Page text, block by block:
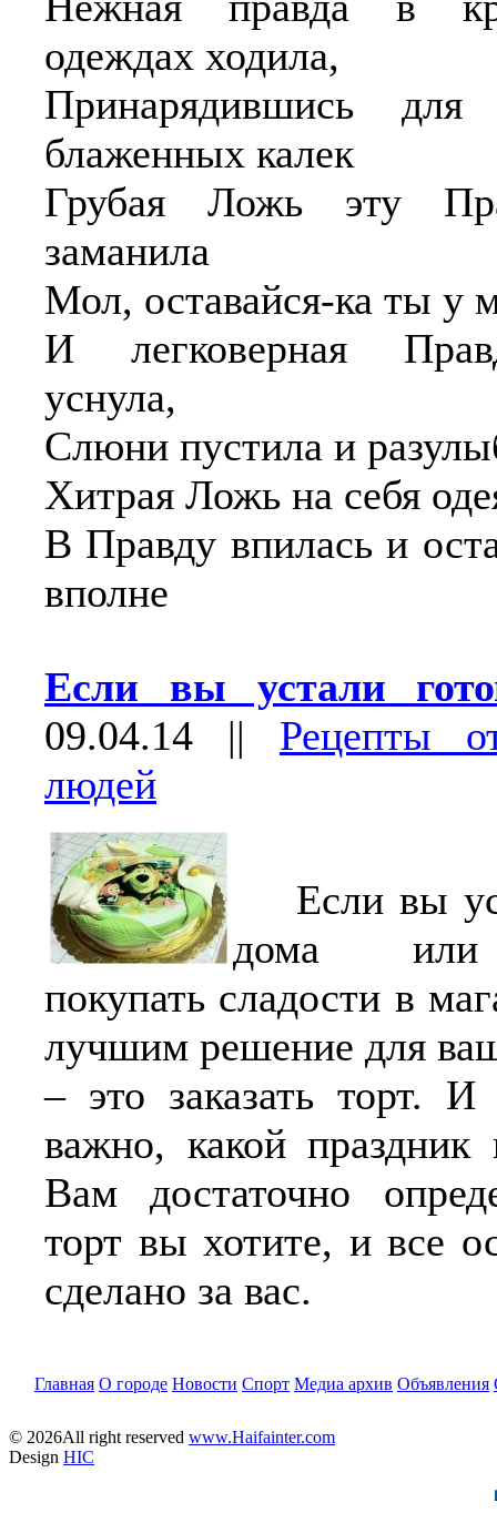
одеждах ходила,
Принарядившись для
блаженных калек
Грубая Ложь эту
заманила
Мол, оставайся-ка ты у
И легковерная
уснула,
Слюни пустила и
Хитрая Ложь на себя
В Правду впилась и
вполне
Если вы устали
09.04.14 || Рецепты
людей
Если вы
дома или
покупать сладости в
лучшим решение для
– это заказать торт.
важно, какой праздник
Вам достаточно
торт вы хотите, и все
сделано за вас.
Главная О городе Новости Спорт Медиа архив Объявления
© 2026All right reserved www.Haifainter.com
Design HIC